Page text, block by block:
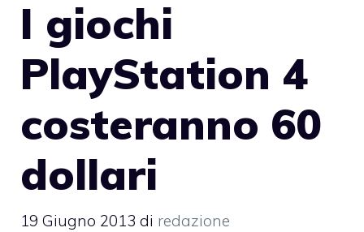
I giochi
PlayStation 4
costeranno 60
dollari
19 Giugno 2013 di redazione